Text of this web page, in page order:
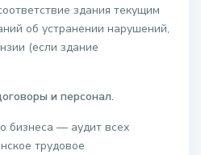
здания текущим
об устранении нарушений,
(если здание
и персонал.
бизнеса — аудит всех
трудовое